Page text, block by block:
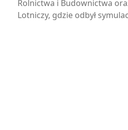
Rolnictwa i Budownictwa
Lotniczy, gdzie odbył